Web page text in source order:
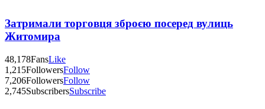
Затримали торговця зброєю посеред вулиць
Житомира
48,178FansLike
1,215FollowersFollow
7,206FollowersFollow
2,745SubscribersSubscribe